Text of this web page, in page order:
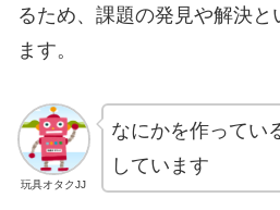
るため、課題の発見や解決
ます。
玩具オタクJJ
なにかを作ってい
しています